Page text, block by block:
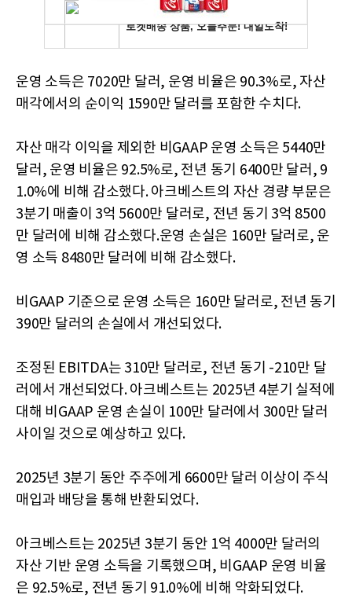
운영 소득은 7020만 달러, 운영 비율은 90.3%로, 자산
매각에서의 순이익 1590만 달러를 포함한 수치다.
자산 매각 이익을 제외한 비GAAP 운영 소득은 5440만
달러, 운영 비율은 92.5%로, 전년 동기 6400만 달러, 9
1.0%에 비해 감소했다. 아크베스트의 자산 경량 부문은
3분기 매출이 3억 5600만 달러로, 전년 동기 3억 8500
만 달러에 비해 감소했다.운영 손실은 160만 달러로, 운
영 소득 8480만 달러에 비해 감소했다.
비GAAP 기준으로 운영 소득은 160만 달러로, 전년 동기
390만 달러의 손실에서 개선되었다.
조정된 EBITDA는 310만 달러로, 전년 동기 -210만 달
러에서 개선되었다. 아크베스트는 2025년 4분기 실적에
대해 비GAAP 운영 손실이 100만 달러에서 300만 달러
사이일 것으로 예상하고 있다.
2025년 3분기 동안 주주에게 6600만 달러 이상이 주식
매입과 배당을 통해 반환되었다.
아크베스트는 2025년 3분기 동안 1억 4000만 달러의
자산 기반 운영 소득을 기록했으며, 비GAAP 운영 비율
은 92.5%로, 전년 동기 91.0%에 비해 악화되었다.